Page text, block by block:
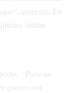
comenta. En
suman
“Para un
quesos son